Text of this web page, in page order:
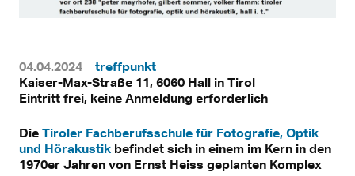
04.04.2024
treffpunkt
Kaiser-Max-Straße 11, 6060 Hall in Tirol
Eintritt frei, keine Anmeldung erforderlich
Die Tiroler Fachberufsschule für Fotografie, Optik
und Hörakustik befindet sich in einem im Kern in den
1970er Jahren von Ernst Heiss geplanten Komplex